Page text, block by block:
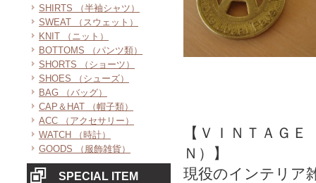
SHIRTS （半袖シャツ）
SWEAT （スウェット）
KNIT （ニット）
BOTTOMS （パンツ類）
SHORTS （ショーツ）
SHOES （シューズ）
BAG （バッグ）
CAP＆HAT （帽子類）
ACC （アクセサリー）
WATCH （時計）
GOODS （服飾雑貨）
SPECIAL ITEM
【ＶＩＮＴＡＧ
Ｎ）】
現役のインテリア